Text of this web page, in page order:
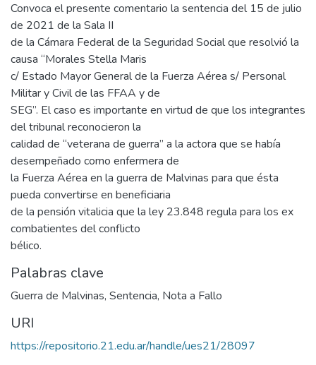
Convoca el presente comentario la sentencia del 15 de julio
de 2021 de la Sala II
de la Cámara Federal de la Seguridad Social que resolvió la
causa “Morales Stella Maris
c/ Estado Mayor General de la Fuerza Aérea s/ Personal
Militar y Civil de las FFAA y de
SEG”. El caso es importante en virtud de que los integrantes
del tribunal reconocieron la
calidad de “veterana de guerra” a la actora que se había
desempeñado como enfermera de
la Fuerza Aérea en la guerra de Malvinas para que ésta
pueda convertirse en beneficiaria
de la pensión vitalicia que la ley 23.848 regula para los ex
combatientes del conflicto
bélico.
Palabras clave
Guerra de Malvinas, Sentencia, Nota a Fallo
URI
https://repositorio.21.edu.ar/handle/ues21/28097